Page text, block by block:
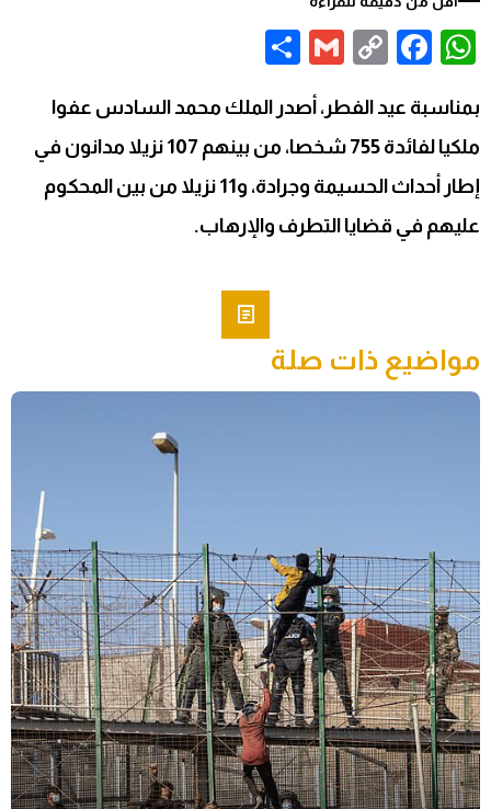
WhatsApp
Facebook
Copy
Gmail
بمناسبة عيد الفطر، أصدر الملك محمد السادس عفوا
ملكيا لفائدة 755 شخصا، من بينهم 107 نزيلا مدانون في
إطار أحداث الحسيمة وجرادة، و11 نزيلا من بين المحكوم
عليهم في قضايا التطرف والإرهاب.
مواضيع ذات صلة